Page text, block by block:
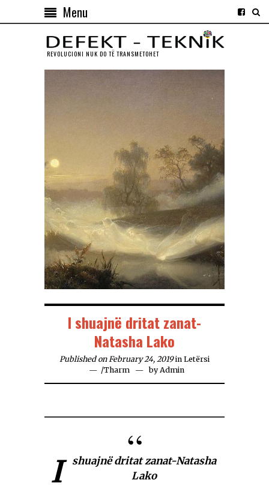
Menu
REVOLUCIONI NUK DO TЁ TRANSMETOHET
I shuajnë dritat zanat-
Natasha Lako
Published on February 24, 2019 in Letërsi
/Tharm byAdmin
I
shuajnë dritat zanat-Natasha
Lako